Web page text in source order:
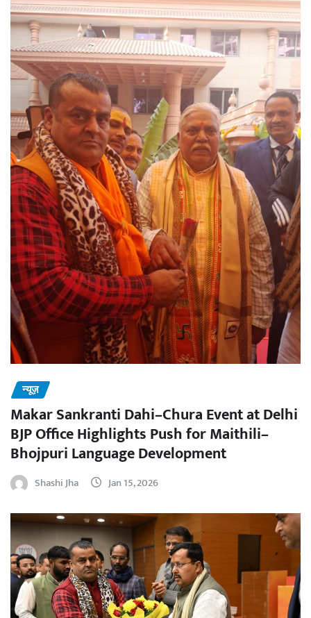
न्यूज़
Makar Sankranti Dahi–Chura Event at Delhi
BJP Office Highlights Push for Maithili–
Bhojpuri Language Development
Shashi Jha Jan 15, 2026